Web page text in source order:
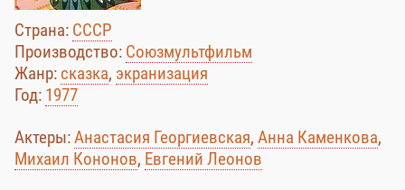
Страна: СССР
Производство: Союзмультфильм
Жанр: сказка, экранизация
Год: 1977
Актеры:Анастасия Георгиевская, Анна Каменкова,
Михаил Кононов, Евгений Леонов